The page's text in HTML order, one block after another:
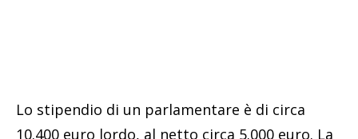
Lo stipendio di un parlamentare è di circa
10.400 euro lordo, al netto circa 5.000 euro. La